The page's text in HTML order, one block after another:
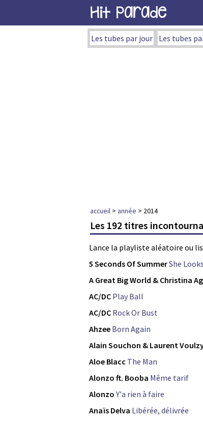
Hit Parade
Les tubes par jour Les tubes
accueil > année > 2014
Les 192 titres
Lance la playliste aléatoire ou
5 Seconds Of SummerShe
A Great Big World & Christina
AC/DC Play Ball
AC/DC Rock Or Bust
Ahzee Born Again
Alain Souchon & Laurent
Aloe Blacc The Man
Alonzo ft. Booba Même tarif
Alonzo Y'a rien à faire
Anaïs Delva Libérée, délivrée